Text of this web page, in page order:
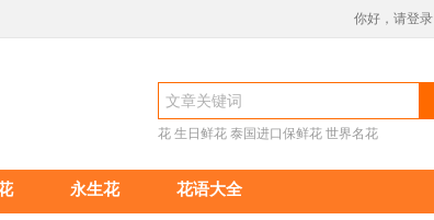
你好，请登录
花 生日鲜花 泰国进口保鲜花 世界名花
永生花 花语大全